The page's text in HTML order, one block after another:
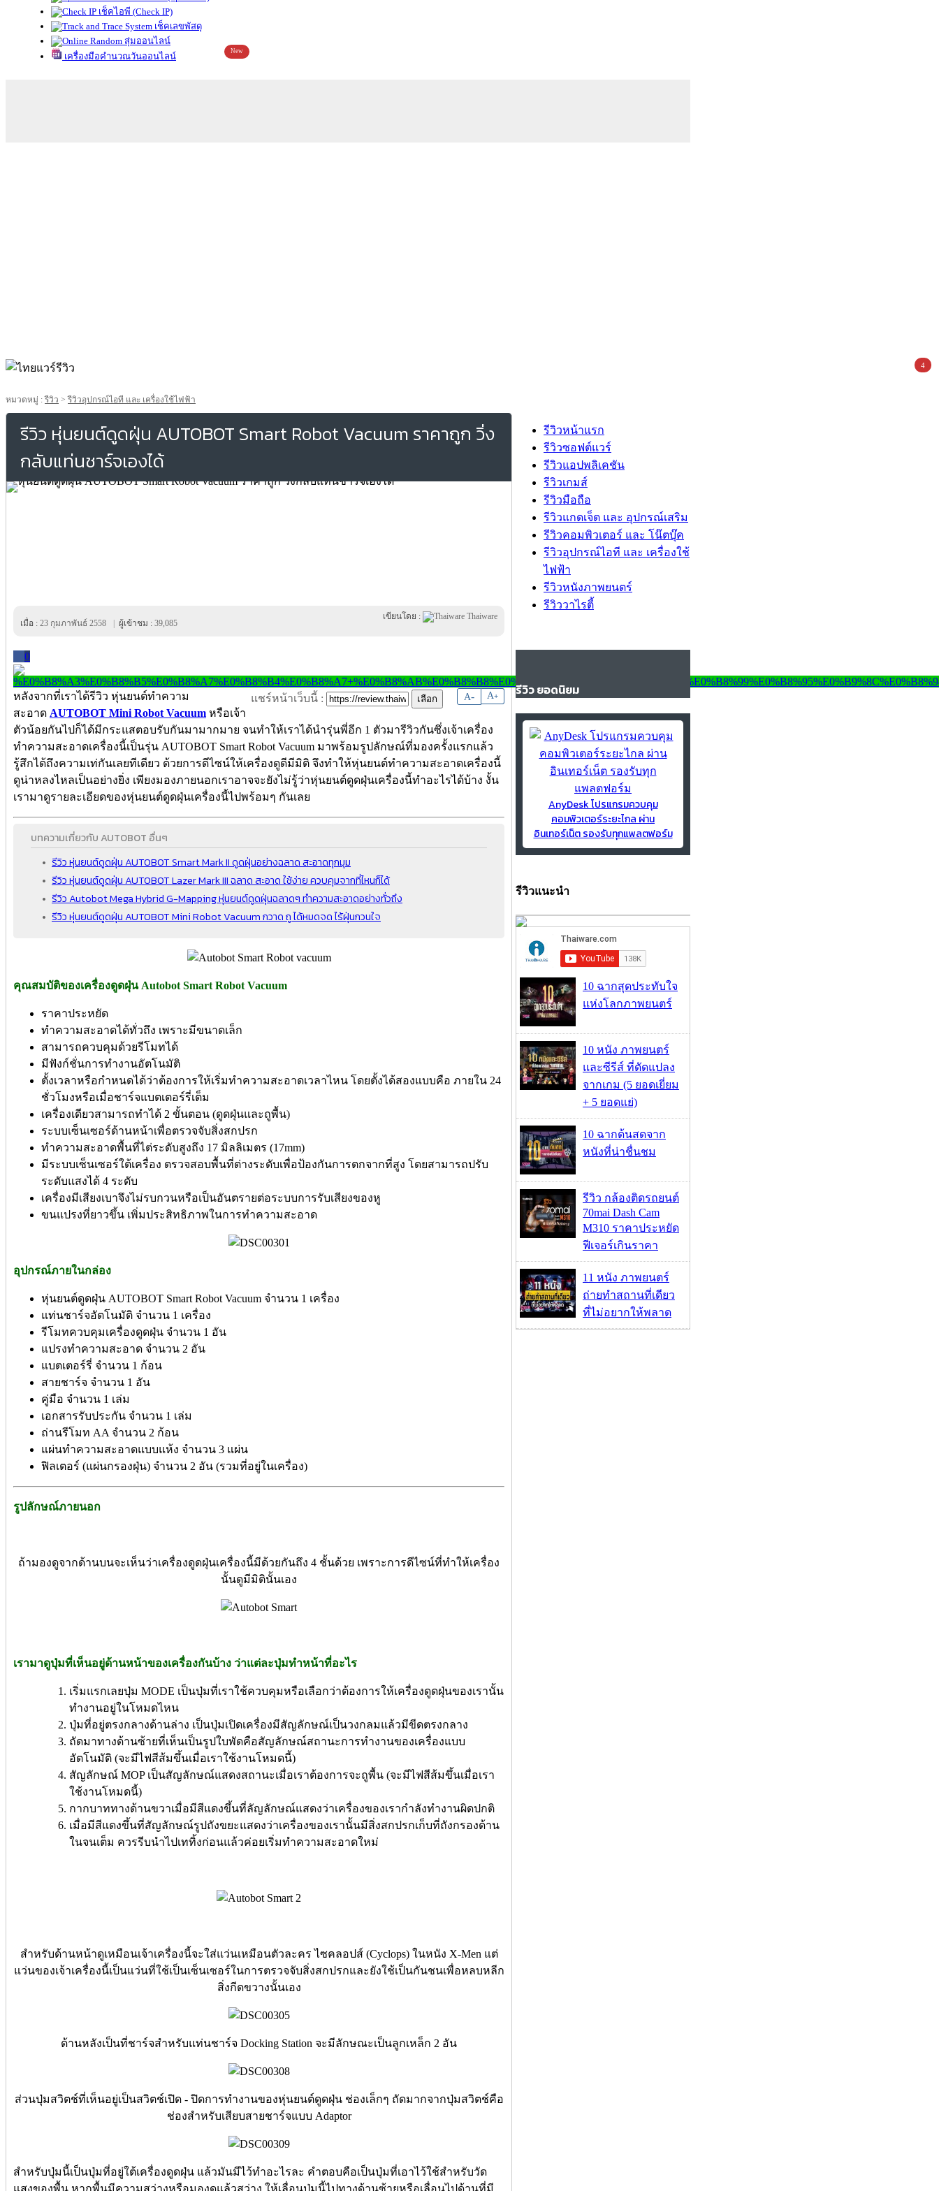
เช็คไอพี (Check IP)
เช็คเลขพัสดุ
สุ่มออนไลน์
เครื่องมือคำนวณวันออนไลน์
New
หมวดหมู่ :รีวิว >รีวิวอุปกรณ์ไอที และ เครื่องใช้ไฟฟ้า
รีวิว หุ่นยนต์ดูดฝุ่น AUTOBOT Smart Robot Vacuum ราคาถูก วิ่ง
กลับแท่นชาร์จเองได้
เมื่อ : 23 กุมภาพันธ์ 2558 ผู้เข้าชม : 39,085
เขียนโดย : Thaiware
0
A- A+
แชร์หน้าเว็บนี้ :
หลังจากที่เราได้รีวิว หุ่นยนต์ทำความ
สะอาด AUTOBOT Mini Robot Vacuum หรือเจ้า
ตัวน้อยกันไปก็ได้มีกระแสตอบรับกันมามากมาย จนทำให้เราได้นำรุ่นพี่อีก 1 ตัวมารีวิวกันซึ่งเจ้าเครื่อง
ทำความสะอาดเครื่องนี้เป็นรุ่น AUTOBOT Smart Robot Vacuum มาพร้อมรูปลักษณ์ที่มองครั้งแรกแล้ว
รู้สึกได้ถึงความเท่กันเลยทีเดียว ด้วยการดีไซน์ให้เครื่องดูดีมีมิติ จึงทำให้หุ่นยนต์ทำความสะอาดเครื่องนี้
ดูน่าหลงไหลเป็นอย่างยิ่ง เพียงมองภายนอกเราอาจจะยังไม่รู้ว่าหุ่นยนต์ดูดฝุ่นเครื่องนี้ทำอะไรได้บ้าง งั้น
เรามาดูรายละเอียดของหุ่นยนต์ดูดฝุ่นเครื่องนี้ไปพร้อมๆ กันเลย
บทความเกี่ยวกับ AUTOBOT อื่นๆ
รีวิว หุ่นยนต์ดูดฝุ่น AUTOBOT Smart Mark II ดูดฝุ่นอย่างฉลาด สะอาดทุกมุม
รีวิว หุ่นยนต์ดูดฝุ่น AUTOBOT Lazer Mark III ฉลาด สะอาด ใช้ง่าย ควบคุมจากที่ไหนก็ได้
รีวิว Autobot Mega Hybrid G-Mapping หุ่นยนต์ดูดฝุ่นฉลาดๆ ทำความสะอาดอย่างทั่วถึง
รีวิว หุ่นยนต์ดูดฝุ่น AUTOBOT Mini Robot Vacuum กวาด ถู ได้หมดจด ไร้ฝุ่นกวนใจ
คุณสมบัติของเครื่องดูดฝุ่น Autobot Smart Robot Vacuum
ราคาประหยัด
ทำความสะอาดได้ทั่วถึง เพราะมีขนาดเล็ก
สามารถควบคุมด้วยรีโมทได้
มีฟังก์ชั่นการทำงานอัตโนมัติ
ตั้งเวลาหรือกำหนดได้ว่าต้องการให้เริ่มทำความสะอาดเวลาไหน โดยตั้งได้สองแบบคือ ภายใน 24
ชั่วโมงหรือเมื่อชาร์จแบตเตอร์รี่เต็ม
เครื่องเดียวสามารถทำได้ 2 ขั้นตอน (ดูดฝุ่นและถูพื้น)
ระบบเซ็นเซอร์ด้านหน้าเพื่อตรวจจับสิ่งสกปรก
ทำความสะอาดพื้นที่ไต่ระดับสูงถึง 17 มิลลิเมตร (17mm)
มีระบบเซ็นเซอร์ใต้เครื่อง ตรวจสอบพื้นที่ต่างระดับเพื่อป้องกันการตกจากที่สูง โดยสามารถปรับ
ระดับแสงได้ 4 ระดับ
เครื่องมีเสียงเบาจึงไม่รบกวนหรือเป็นอันตรายต่อระบบการรับเสียงของหู
ขนแปรงที่ยาวขึ้น เพิ่มประสิทธิภาพในการทำความสะอาด
อุปกรณ์ภายในกล่อง
หุ่นยนต์ดูดฝุ่น AUTOBOT Smart Robot Vacuum จำนวน 1 เครื่อง
แท่นชาร์จอัตโนมัติ จำนวน 1 เครื่อง
รีโมทควบคุมเครื่องดูดฝุ่น จำนวน 1 อัน
แปรงทำความสะอาด จำนวน 2 อัน
แบตเตอร์รี่ จำนวน 1 ก้อน
สายชาร์จ จำนวน 1 อัน
คู่มือ จำนวน 1 เล่ม
เอกสารรับประกัน จำนวน 1 เล่ม
ถ่านรีโมท AA จำนวน 2 ก้อน
แผ่นทำความสะอาดแบบแห้ง จำนวน 3 แผ่น
ฟิลเตอร์ (แผ่นกรองฝุ่น) จำนวน 2 อัน (รวมที่อยู่ในเครื่อง)
รูปลักษณ์ภายนอก
ถ้ามองดูจากด้านบนจะเห็นว่าเครื่องดูดฝุ่นเครื่องนี้มีด้วยกันถึง 4 ชั้นด้วย เพราะการดีไซน์ที่ทำให้เครื่อง
นั้นดูมีมิตินั้นเอง
เรามาดูปุ่มที่เห็นอยู่ด้านหน้าของเครื่องกันบ้าง ว่าแต่ละปุ่มทำหน้าที่อะไร
เริ่มแรกเลยปุ่ม MODE เป็นปุ่มที่เราใช้ควบคุมหรือเลือกว่าต้องการให้เครื่องดูดฝุ่นของเรานั้น
ทำงานอยู่ในโหมดไหน
ปุ่มที่อยู่ตรงกลางด้านล่าง เป็นปุ่มเปิดเครื่องมีสัญลักษณ์เป็นวงกลมแล้วมีขีดตรงกลาง
ถัดมาทางด้านซ้ายที่เห็นเป็นรูปใบพัดคือสัญลักษณ์สถานะการทำงานของเครื่องแบบ
อัตโนมัติ (จะมีไฟสีส้มขึ้นเมื่อเราใช้งานโหมดนี้)
สัญลักษณ์ MOP เป็นสัญลักษณ์แสดงสถานะเมื่อเราต้องการจะถูพื้น (จะมีไฟสีส้มขึ้นเมื่อเรา
ใช้งานโหมดนี้)
กากบาททางด้านขวาเมื่อมีสีแดงขึ้นที่ลัญลักษณ์แสดงว่าเครื่องของเรากำลังทำงานผิดปกติ
เมื่อมีสีแดงขึ้นที่สัญลักษณ์รูปถังขยะแสดงว่าเครื่องของเรานั้นมีสิ่งสกปรกเก็บที่ถังกรองด้าน
ในจนเต็ม ควรรีบนำไปเททิ้งก่อนแล้วค่อยเริ่มทำความสะอาดใหม่
สำหรับด้านหน้าดูเหมือนเจ้าเครื่องนี้จะใส่แว่นเหมือนตัวละคร ไซคลอปส์ (Cyclops) ในหนัง X-Men แต่
แว่นของเจ้าเครื่องนี้เป็นแว่นที่ใช้เป็นเซ็นเซอร์ในการตรวจจับสิ่งสกปรกและยังใช้เป็นกันชนเพื่อหลบหลีก
สิ่งกีดขวางนั้นเอง
ด้านหลังเป็นที่ชาร์จสำหรับแท่นชาร์จ Docking Station จะมีลักษณะเป็นลูกเหล็ก 2 อัน
ส่วนปุ่มสวิตช์ที่เห็นอยู่เป็นสวิตช์เปิด - ปิดการทำงานของหุ่นยนต์ดูดฝุ่น ช่องเล็กๆ ถัดมากจากปุ่มสวิตช์คือ
ช่องสำหรับเสียบสายชาร์จแบบ Adaptor
สำหรับปุ่มนี้เป็นปุ่มที่อยู่ใต้เครื่องดูดฝุ่น แล้วมันมีไว้ทำอะไรละ คำตอบคือเป็นปุ่มที่เอาไว้ใช้สำหรับวัด
แสงของพื้น หากพื้นมีความสว่างหรือมองดูแล้วสว่าง ให้เลื่อนปุ่มนี้ไปทางด้านซ้ายหรือเลื่อนไปด้านที่มี
รีวิวหน้าแรก
รีวิวซอฟต์แวร์
รีวิวแอปพลิเคชัน
รีวิวเกมส์
รีวิวมือถือ
รีวิวแกดเจ็ต และ อุปกรณ์เสริม
รีวิวคอมพิวเตอร์ และ โน๊ตบุ๊ค
รีวิวอุปกรณ์ไอที และ เครื่องใช้
ไฟฟ้า
รีวิวหนังภาพยนตร์
รีวิววาไรตี้
รีวิว ยอดนิยม
AnyDesk โปรแกรมควบคุม
คอมพิวเตอร์ระยะไกล ผ่าน
อินเทอร์เน็ต รองรับทุกแพลตฟอร์ม
รีวิวแนะนำ
10 ฉากสุดประทับใจ
แห่งโลกภาพยนตร์
10 หนัง ภาพยนตร์
และซีรีส์ ที่ดัดแปลง
จากเกม (5 ยอดเยี่ยม
+ 5 ยอดแย่)
10 ฉากด้นสดจาก
หนังที่น่าชื่นชม
รีวิว กล้องติดรถยนต์
70mai Dash Cam
M310 ราคาประหยัด
ฟีเจอร์เกินราคา
11 หนัง ภาพยนตร์
ถ่ายทำสถานที่เดียว
ที่ไม่อยากให้พลาด
4